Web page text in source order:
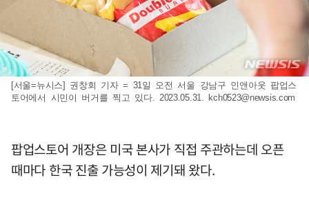
[서울=뉴시스] 권창회 기자 = 31일 오전 서울 강남구 인앤아웃 팝업스
토어에서 시민이 버거를 찍고 있다. 2023.05.31. kch0523@newsis.com
팝업스토어 개장은 미국 본사가 직접 주관하는데 오픈
때마다 한국 진출 가능성이 제기돼 왔다.